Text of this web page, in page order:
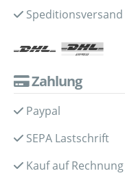
Speditionsversand
Zahlung
Paypal
SEPA Lastschrift
Kauf auf Rechnung